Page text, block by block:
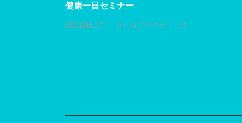
健康一日セミナー
2021.03.17 カイロプラクティック